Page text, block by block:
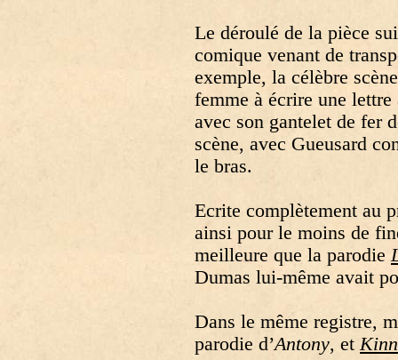
Le déroulé de la pièce
comique venant de
exemple, la célèbre
femme à écrire une
avec son gantelet de fer
scène, avec Gueusard
le bras.
Ecrite complètement au
ainsi pour le moins de
meilleure que la parodie
Dumas lui-même avait
Dans le même registre,
parodie d’Antony, et